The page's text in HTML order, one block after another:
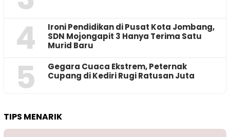
4
Ironi Pendidikan di Pusat Kota Jombang,
SDN Mojongapit 3 Hanya Terima Satu
Murid Baru
5
‎Gegara Cuaca Ekstrem, Peternak
Cupang di Kediri Rugi Ratusan Juta
TIPS MENARIK